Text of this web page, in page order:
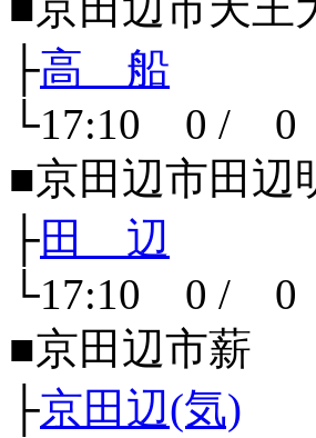
├高 船
└17:10 0 / 0
■京田辺市田辺
├田 辺
└17:10 0 / 0
■京田辺市薪
├京田辺(気)